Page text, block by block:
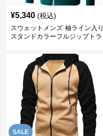
¥5,340 (税込)
スウェットメンズ 袖ライン入り
スタンドカラーフルジップトラ
SALE